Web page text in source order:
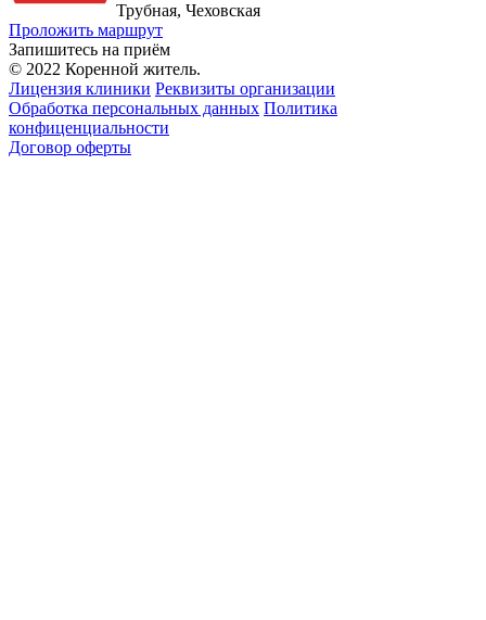
Трубная, Чеховская
Проложить маршрут
Запишитесь на приём
© 2022 Коренной житель.
Лицензия клиники Реквизиты организации
Обработка персональных данных Политика
конфиценциальности
Договор оферты